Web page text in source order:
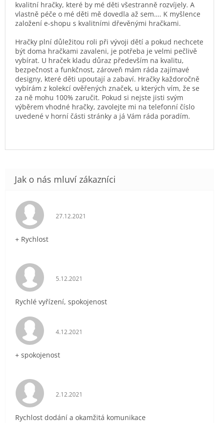
kvalitní hračky, které by mé děti všestranně rozvíjely. A
vlastně péče o mé děti mě dovedla až sem…. K myšlence
založení e-shopu s kvalitními dřevěnými hračkami.
Hračky plní důležitou roli při vývoji dětí a pokud nechcete
být doma hračkami zavaleni, je potřeba je velmi pečlivě
vybírat. U hraček kladu důraz především na kvalitu,
bezpečnost a funkčnost, zároveň mám ráda zajímavé
designy, které děti upoutají a zabaví. Hračky každoročně
vybírám z kolekcí ověřených značek, u kterých vím, že se
za ně mohu 100% zaručit. Pokud si nejste jisti svým
výběrem vhodné hračky, zavolejte mi na telefonní číslo
uvedené v horní části stránky a já Vám ráda poradím.
Hodnocení obchodu je 5 z 5 hvězdiček.
27.12.2021
+ Rychlost
Hodnocení obchodu je 5 z 5 hvězdiček.
5.12.2021
Rychlé vyřízení, spokojenost
Hodnocení obchodu je 5 z 5 hvězdiček.
4.12.2021
+ spokojenost
Hodnocení obchodu je 5 z 5 hvězdiček.
2.12.2021
Rychlost dodání a okamžitá komunikace